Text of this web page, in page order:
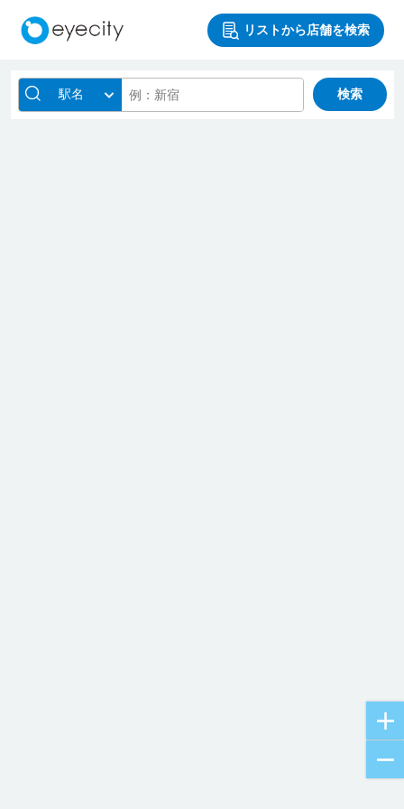
リストから店舗を検索
駅名 検索